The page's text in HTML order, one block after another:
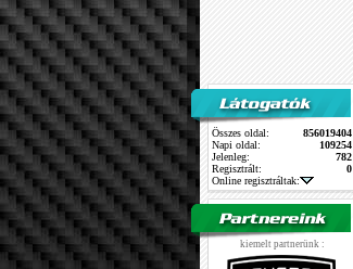
Összes oldal:
856019404
Napi oldal:
109254
Jelenleg:
782
Regisztrált:
0
Online regisztráltak:
kiemelt partnerünk :